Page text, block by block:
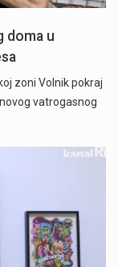
doma u
zoni Volnik pokraj
vatrogasnog